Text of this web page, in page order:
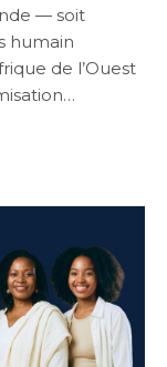
— soit
humain
de l’Ouest